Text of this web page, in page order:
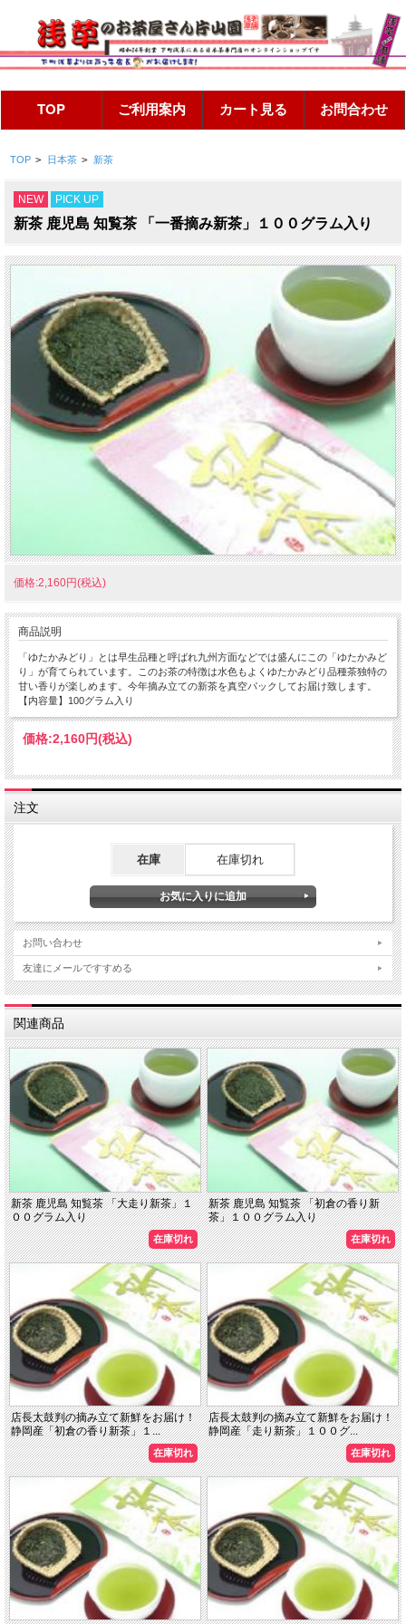
TOP > 日本茶 > 新茶
NEW PICK UP
新茶 鹿児島 知覧茶 「一番摘み新茶」１００グラム入り
価格:2,160円(税込)
商品説明
「ゆたかみどり」とは早生品種と呼ばれ九州方面などでは盛んにこの「ゆたかみど
り」が育てられています。このお茶の特徴は水色もよくゆたかみどり品種茶独特の
甘い香りが楽しめます。今年摘み立ての新茶を真空パックしてお届け致します。
【内容量】100グラム入り
価格:2,160円(税込)
注文
在庫 在庫切れ
お問い合わせ
友達にメールですすめる
関連商品
新茶 鹿児島 知覧茶 「大走り新茶」１
００グラム入り
在庫切れ
新茶 鹿児島 知覧茶 「初倉の香り新
茶」１００グラム入り
在庫切れ
店長太鼓判の摘み立て新鮮をお届け！
静岡産「初倉の香り新茶」１...
在庫切れ
店長太鼓判の摘み立て新鮮をお届け！
静岡産「走り新茶」１００グ...
在庫切れ